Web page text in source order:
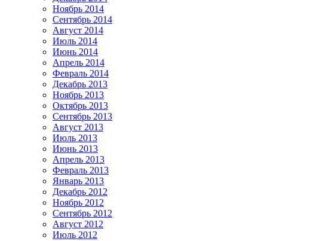
Ноябрь 2014
Сентябрь 2014
Август 2014
Июль 2014
Июнь 2014
Апрель 2014
Февраль 2014
Декабрь 2013
Ноябрь 2013
Октябрь 2013
Сентябрь 2013
Август 2013
Июль 2013
Июнь 2013
Апрель 2013
Февраль 2013
Январь 2013
Декабрь 2012
Ноябрь 2012
Сентябрь 2012
Август 2012
Июль 2012